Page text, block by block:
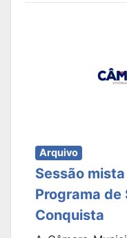
Arquivo
Sessão
Programa de
Conquista